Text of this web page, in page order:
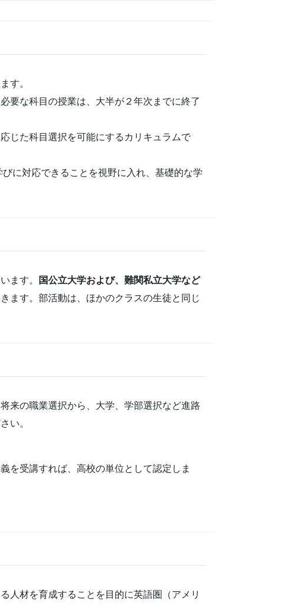
す。
要な科目の授業は、大半が２年次までに終了
じた科目選択を可能にするカリキュラムで
に対応できることを視野に入れ、基礎的な学
ます。
国公立大学および、難関私立大学など
ます。部活動は、ほかのクラスの生徒と同じ
来の職業選択から、大学、学部選択など進路
い。
を受講すれば、高校の単位として認定しま
人材を育成することを目的に英語圏（アメリ